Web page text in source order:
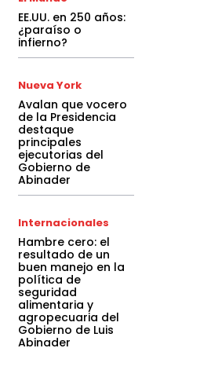
EE.UU. en 250 años:
¿paraíso o
infierno?
Nueva York
Avalan que vocero
de la Presidencia
destaque
principales
ejecutorias del
Gobierno de
Abinader
Internacionales
Hambre cero: el
resultado de un
buen manejo en la
política de
seguridad
alimentaria y
agropecuaria del
Gobierno de Luis
Abinader